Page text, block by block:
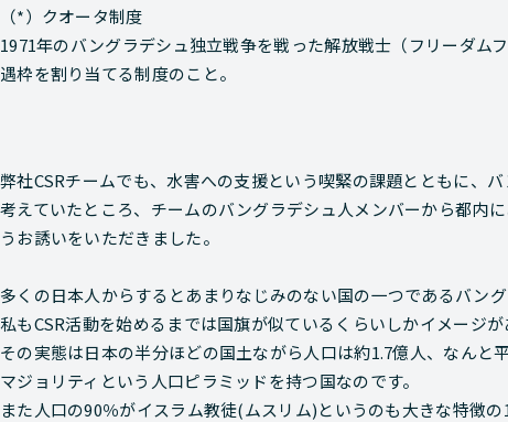
（*）クオータ制度
1971年のバングラデシュ独立戦争を戦った解放戦士（フリーダム
遇枠を割り当てる制度のこと。
弊社CSRチームでも、水害への支援という喫緊の課題とともに、
考えていたところ、チームのバングラデシュ人メンバーから都内
うお誘いをいただきました。
多くの日本人からするとあまりなじみのない国の一つであるバング
私もCSR活動を始めるまでは国旗が似ているくらいしかイメージが
その実態は日本の半分ほどの国土ながら人口は約1.7億人、なんと
マジョリティという人口ピラミッドを持つ国なのです。
また人口の90％がイスラム教徒(ムスリム)というのも大きな特徴の1